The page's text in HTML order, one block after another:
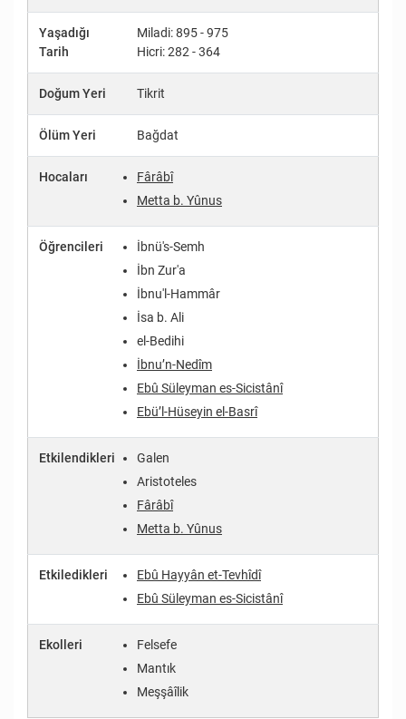
Yaşadığı
Tarih
Miladi: 895 - 975
Hicri: 282 - 364
Doğum Yeri Tikrit
Ölüm Yeri Bağdat
Hocaları
Fârâbî
Metta b. Yûnus
Öğrencileri
İbnü's-Semh
İbn Zur'a
İbnu'l-Hammâr
İsa b. Ali
el-Bedihi
İbnu’n-Nedîm
Ebû Süleyman es-Sicistânî
Ebü’l-Hüseyin el-Basrî
Etkilendikleri
Galen
Aristoteles
Fârâbî
Metta b. Yûnus
Etkiledikleri
Ebû Hayyân et-Tevhîdî
Ebû Süleyman es-Sicistânî
Ekolleri
Felsefe
Mantık
Meşşâîlik